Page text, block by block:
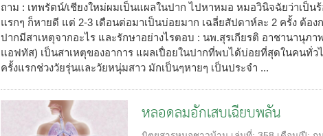
ถาม : เทพรัตน์/เชียงใหม่ผมเป็นแผลในปาก ไปหาหมอ หมอวินิจฉัยว่าเป็น
แรกๆ ก็หายดี แต่ 2-3 เดือนต่อมาเป็นบ่อยมาก เฉลี่ยสัปดาห์ละ 2 ครั้ง ต้อง
ปากมีสาเหตุจากอะไร และรักษาอย่างไรตอบ : นพ.สุรเกียรติ อาชานานุภ
แอฟทัส) เป็นสาเหตุของอาการ แผลเปื่อยในปากที่พบได้บ่อยที่สุดในคนทั่ว
ครั้งแรกช่วงวัยรุ่นและวัยหนุ่มสาว มักเป็นๆหายๆ เป็นประจำ ...
หลอดลมอักเสบเฉียบพลัน